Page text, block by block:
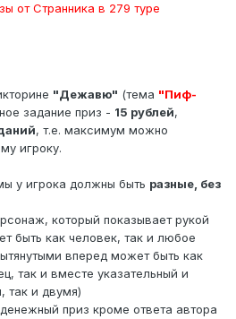
от Странника в 279 туре
"Дежавю" (тема "Пиф-
задание приз - 15 рублей,
, т.е. максимум можно
игроку.
у игрока должны быть разные, без
который показывает рукой
быть как человек, так и любое
вперед может быть как
так и вместе указательный и
так и двумя)
приз кроме ответа автора